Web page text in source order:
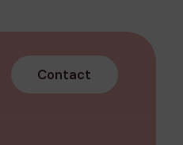
Contact